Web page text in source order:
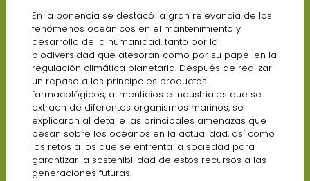
En la ponencia se destacó la gran relevancia de los
fenómenos oceánicos en el mantenimiento y
desarrollo de la humanidad, tanto por la
biodiversidad que atesoran como por su papel en la
regulación climática planetaria. Después de realizar
un repaso a los principales productos
farmacológicos, alimenticios e industriales que se
extraen de diferentes organismos marinos, se
explicaron al detalle las principales amenazas que
pesan sobre los océanos en la actualidad, así como
los retos a los que se enfrenta la sociedad para
garantizar la sostenibilidad de estos recursos a las
generaciones futuras.